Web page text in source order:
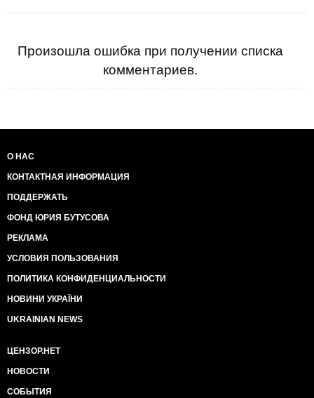
Произошла ошибка при получении списка
комментариев.
О НАС
КОНТАКТНАЯ ИНФОРМАЦИЯ
ПОДДЕРЖАТЬ
ФОНД ЮРИЯ БУТУСОВА
РЕКЛАМА
УСЛОВИЯ ПОЛЬЗОВАНИЯ
ПОЛИТИКА КОНФИДЕНЦИАЛЬНОСТИ
НОВИНИ УКРАЇНИ
UKRAINIAN NEWS
ЦЕНЗОР.НЕТ
НОВОСТИ
СОБЫТИЯ